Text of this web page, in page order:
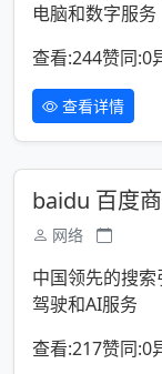
电脑和数字服务
查看:244赞同:0
查看详情
baidu 百度
网络
中国领先的搜
驾驶和AI服务
查看:217赞同:0